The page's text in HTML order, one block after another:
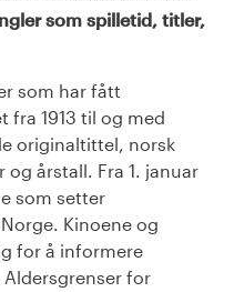
som spilletid, titler,
som har fått
fra 1913 til og med
originaltittel, norsk
årstall. Fra 1. januar
som setter
Kinoene og
for å informere
for